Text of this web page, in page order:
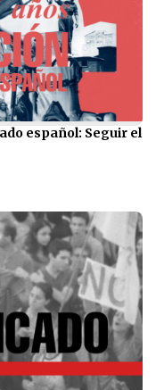
español: Seguir el